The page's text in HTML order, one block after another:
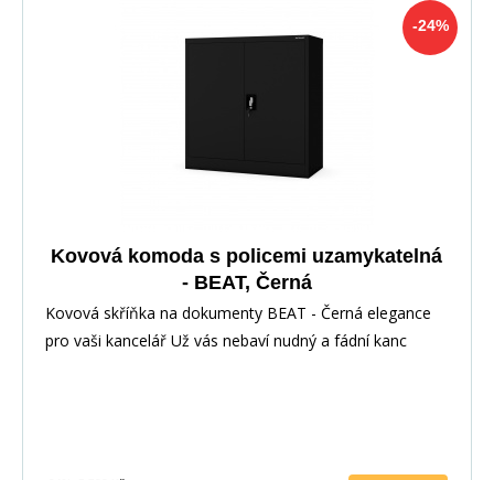
-24%
Kovová komoda s policemi uzamykatelná
- BEAT, Černá
Kovová skříňka na dokumenty BEAT - Černá elegance
pro vaši kancelář Už vás nebaví nudný a fádní kanc